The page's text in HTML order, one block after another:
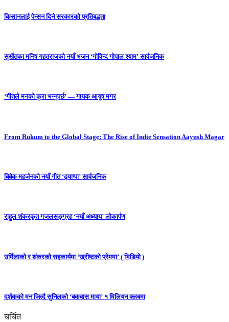
किसानलाई पेन्सन दिने सरकारको प्रतिबद्धता
सुर्खेतका मनिष गहतराजको नयाँ भजन ‘गोविन्द गोपाल श्याम’ सार्वजनिक
‘गीतले मनको कुरा भन्नुपर्छ’ — गायक आयुष मगर
From Rukum to the Global Stage: The Rise of Indie Sensation Aayush Magar
बिबेक महर्जनको नयाँ गीत ‘ढ्याप्पा’ सार्वजनिक
राहुल शंकरकृत गजलसङ्ग्रह ‘नयाँ अध्याय’ लोकार्पण
उर्मिलाको र शंकरको सहकार्यमा ‘ख्रीष्टको प्रेममा’ ( भिडियो )
दर्शकको मन जित्दै सुनिलको ‘बकवास माया’ १ मिलियन क्लबमा
चर्चित